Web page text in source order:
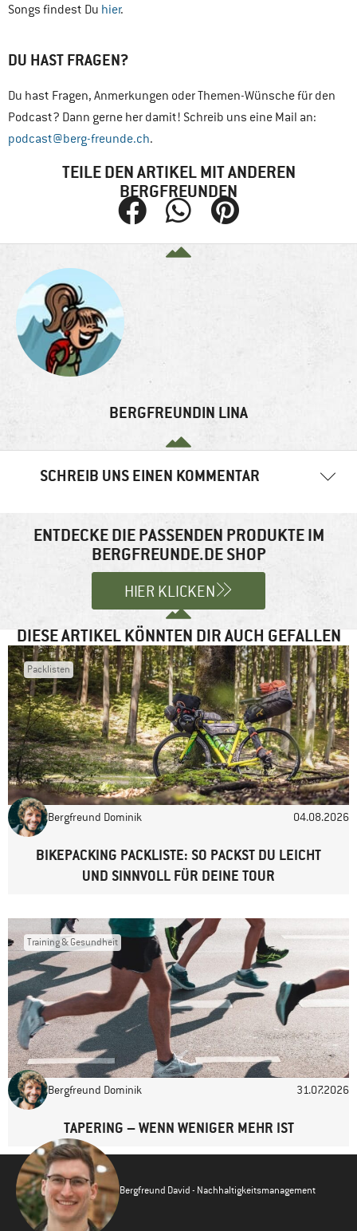
Songs findest Du hier.
DU HAST FRAGEN?
Du hast Fragen, Anmerkungen oder Themen-Wünsche für den
Podcast? Dann gerne her damit! Schreib uns eine Mail an:
podcast@berg-freunde.ch.
TEILE DEN ARTIKEL MIT ANDEREN
BERGFREUNDEN
BERGFREUNDIN LINA
SCHREIB UNS EINEN KOMMENTAR
Felder sind mit*markiert
Name*
E-Mail-Adresse*
Website
ENTDECKE DIE PASSENDEN PRODUKTE IM
BERGFREUNDE.DE SHOP
HIER KLICKEN
DIESE ARTIKEL KÖNNTEN DIR AUCH GEFALLEN
Packlisten
Bergfreund Dominik 04.08.2026
BIKEPACKING PACKLISTE: SO PACKST DU LEICHT
UND SINNVOLL FÜR DEINE TOUR
Training & Gesundheit
Bergfreund Dominik 31.07.2026
TAPERING – WENN WENIGER MEHR IST
Bergfreund David - Nachhaltigkeitsmanagement